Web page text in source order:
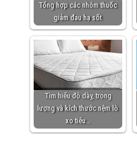
Tổng hợp các nhóm thuốc
giảm đau hạ sốt
Tìm hiểu độ dày, trọng
lượng và kích thước nệm lò
xo tiêu…